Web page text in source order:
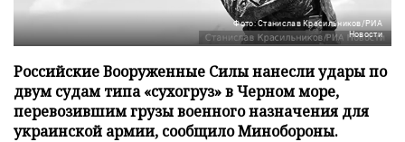
Фото: Станислав Красильников/РИА
Новости
Российские Вооруженные Силы нанесли удары по
двум судам типа «сухогруз» в Черном море,
перевозившим грузы военного назначения для
украинской армии, сообщило Минобороны.